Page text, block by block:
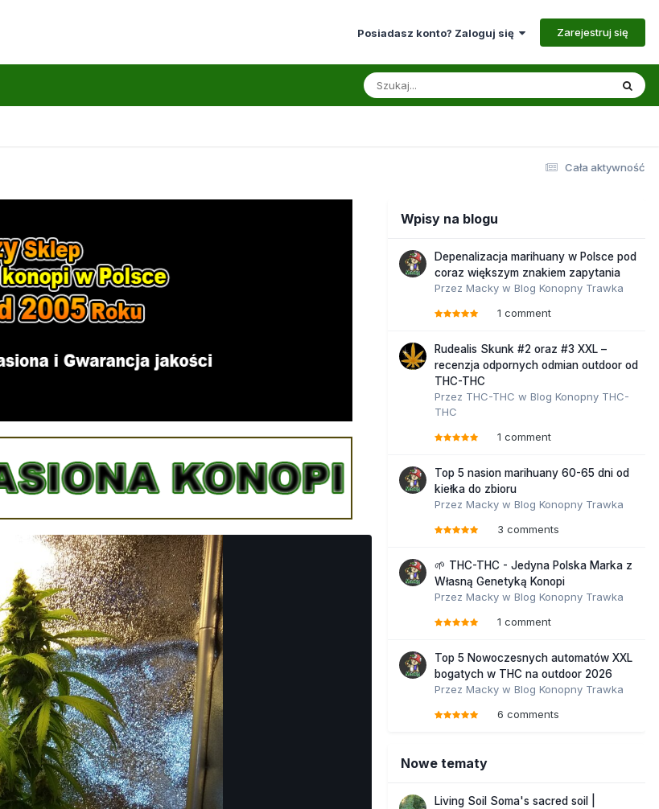
Posiadasz konto? Zaloguj się Zarejestruj się
Cała aktywność
Wpisy na blogu
Depenalizacja marihuany w Polsce pod
coraz większym znakiem zapytania
Przez Macky w Blog Konopny Trawka
1 comment
Rudealis Skunk #2 oraz #3 XXL –
recenzja odpornych odmian outdoor od
THC-THC
Przez THC-THC w Blog Konopny THC-
THC
1 comment
Top 5 nasion marihuany 60-65 dni od
kiełka do zbioru
Przez Macky w Blog Konopny Trawka
3 comments
🌱 THC-THC - Jedyna Polska Marka z
Własną Genetyką Konopi
Przez Macky w Blog Konopny Trawka
1 comment
Top 5 Nowoczesnych automatów XXL
bogatych w THC na outdoor 2026
Przez Macky w Blog Konopny Trawka
6 comments
Nowe tematy
Living Soil Soma's sacred soil |